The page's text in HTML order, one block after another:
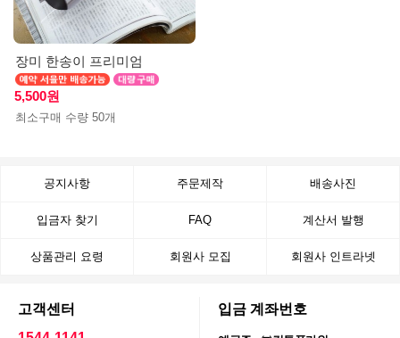
장미 한송이 프리미엄
5,500원
최소구매 수량 50개
공지사항 주문제작 배송사진
입금자 찾기 FAQ 계산서 발행
상품관리 요령 회원사 모집 회원사 인트라넷
고객센터
입금 계좌번호